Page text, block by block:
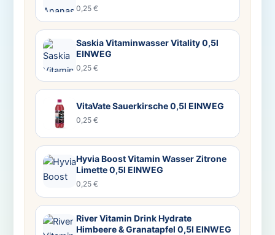
0,25 €
Saskia Vitaminwasser Vitality 0,5l
EINWEG
0,25 €
VitaVate Sauerkirsche 0,5l EINWEG
0,25 €
Hyvia Boost Vitamin Wasser Zitrone
Limette 0,5l EINWEG
0,25 €
River Vitamin Drink Hydrate
Himbeere & Granatapfel 0,5l EINWEG